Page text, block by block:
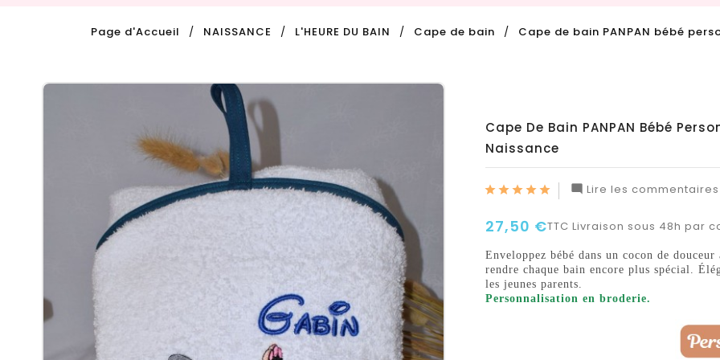
Page d'Accueil NAISSANCE L'HEURE DU BAIN Cape de bain Cape de bain PANPAN bébé
Cape De Bain PANPAN Bébé
Naissance
 Lire les
27,50 €TTC Livraison sous 48h par
Enveloppez bébé dans un cocon de
rendre chaque bain encore plus spécial.
les jeunes parents.
Personnalisation en broderie.